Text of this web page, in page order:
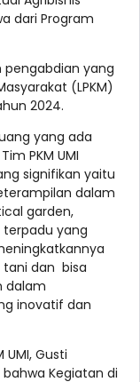
dari Program
yang
(LPKM)
2024.
yang ada
PKM UMI
signifikan yaitu
dalam
garden,
yang
tani dan bisa
dalam
inovatif dan
Gusti
Kegiatan di